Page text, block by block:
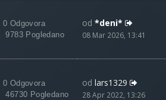
0 Odgovora
9783 Pogledano
od *deni*
08 Mar 2026, 13:41
0 Odgovora
46730 Pogledano
od lars1329
28 Apr 2022, 13:26